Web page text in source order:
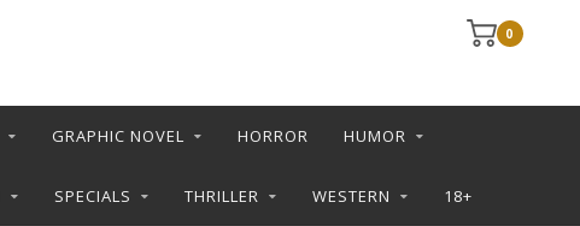
0
GRAPHIC NOVEL HORROR HUMOR
SPECIALS THRILLER WESTERN 18+